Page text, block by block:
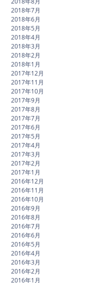
2018年7月
2018年6月
2018年5月
2018年4月
2018年3月
2018年2月
2018年1月
2017年12月
2017年11月
2017年10月
2017年9月
2017年8月
2017年7月
2017年6月
2017年5月
2017年4月
2017年3月
2017年2月
2017年1月
2016年12月
2016年11月
2016年10月
2016年9月
2016年8月
2016年7月
2016年6月
2016年5月
2016年4月
2016年3月
2016年2月
2016年1月